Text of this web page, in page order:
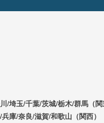
/埼玉/千葉/茨城/栃木/群馬（関
庫/奈良/滋賀/和歌山（関西）